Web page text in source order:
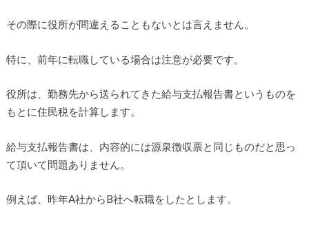
その際に役所が間違えることもないとは言えません。
特に、前年に転職している場合は注意が必要です。
役所は、勤務先から送られてきた給与支払報告書というものを
もとに住民税を計算します。
給与支払報告書は、内容的には源泉徴収票と同じものだと思っ
て頂いて問題ありません。
例えば、昨年A社からB社へ転職をしたとします。